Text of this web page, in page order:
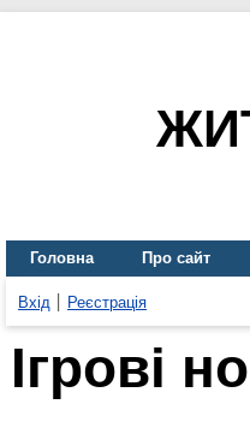
Головна Про сайт
Вхід Реєстрація
Ігрові